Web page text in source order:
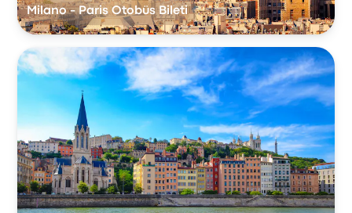
Milano - Paris Otobüs Bileti